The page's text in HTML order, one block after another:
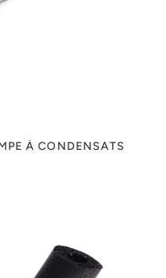
À CONDENSATS